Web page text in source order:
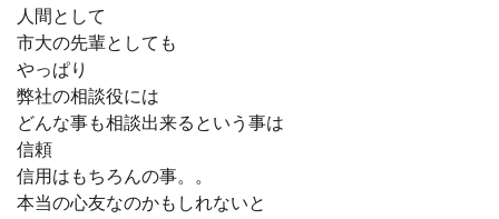
人間として
市大の先輩としても
やっぱり
弊社の相談役には
どんな事も相談出来るという事は
信頼
信用はもちろんの事。。
本当の心友なのかもしれないと